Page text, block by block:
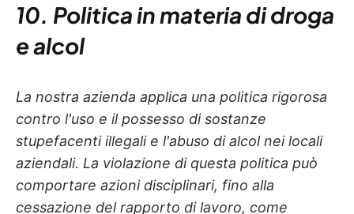
10. Politica in materia di droga
e alcol
La nostra azienda applica una politica rigorosa
contro l'uso e il possesso di sostanze
stupefacenti illegali e l'abuso di alcol nei locali
aziendali. La violazione di questa politica può
comportare azioni disciplinari, fino alla
cessazione del rapporto di lavoro, come